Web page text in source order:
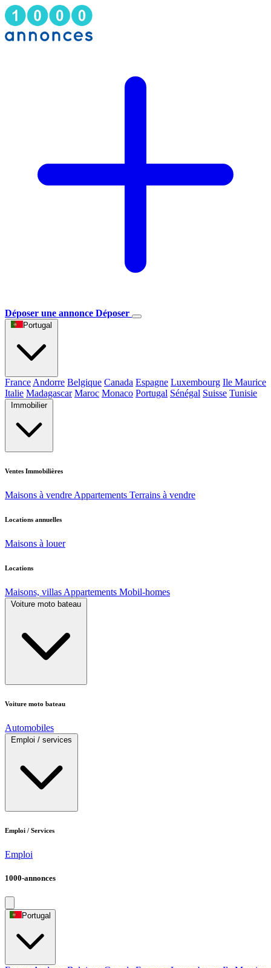
Déposer une annonce Déposer
Portugal
France Andorre Belgique Canada Espagne Luxembourg Ile Maurice
Italie Madagascar Maroc Monaco Portugal Sénégal Suisse Tunisie
Immobilier
Ventes Immobilières
Maisons à vendre Appartements Terrains à vendre
Locations annuelles
Maisons à louer
Locations
Maisons, villas Appartements Mobil-homes
Voiture moto bateau
Voiture moto bateau
Automobiles
Emploi / services
Emploi / Services
Emploi
1000-annonces
Portugal